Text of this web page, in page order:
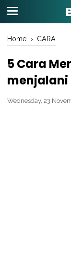
Home › CARA
5 Cara
menjalani
Wednesday, 23